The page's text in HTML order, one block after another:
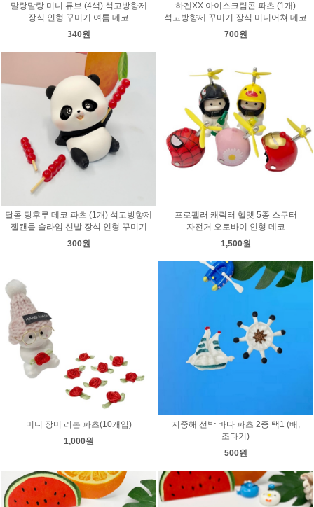
말랑말랑 미니 튜브 (4색) 석고방향제
장식 인형 꾸미기 여름 데코
340원
하겐XX 아이스크림콘 파츠 (1개)
석고방향제 꾸미기 장식 미니어쳐 데코
700원
달콤 탕후루 데코 파츠 (1개) 석고방향제
젤캔들 슬라임 신발 장식 인형 꾸미기
300원
프로펠러 캐릭터 헬멧 5종 스쿠터
자전거 오토바이 인형 데코
1,500원
미니 장미 리본 파츠(10개입)
1,000원
지중해 선박 바다 파츠 2종 택1 (배,
조타기)
500원